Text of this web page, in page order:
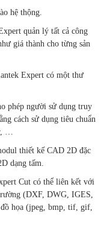
hệ thộng.
quản lý tất cả công
giá thành cho từng sản
Expert có một thư
phép người sử dụng truy
cách sử dụng tiêu chuẩn
…
thiết kế CAD 2D đặc
dạng tấm.
Cut có thể liên kết với
(DXF, DWG, IGES,
họa (jpeg, bmp, tif, gif,